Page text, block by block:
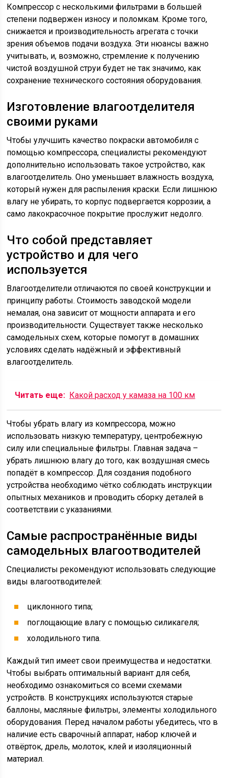
Компрессор с несколькими фильтрами в большей
степени подвержен износу и поломкам. Кроме того,
снижается и производительность агрегата с точки
зрения объемов подачи воздуха. Эти нюансы важно
учитывать, и, возможно, стремление к получению
чистой воздушной струи будет не так значимо, как
сохранение технического состояния оборудования.
Изготовление влагоотделителя
своими руками
Чтобы улучшить качество покраски автомобиля с
помощью компрессора, специалисты рекомендуют
дополнительно использовать такое устройство, как
влагоотделитель. Оно уменьшает влажность воздуха,
который нужен для распыления краски. Если лишнюю
влагу не убирать, то корпус подвергается коррозии, а
само лакокрасочное покрытие прослужит недолго.
Что собой представляет
устройство и для чего
используется
Влагоотделители отличаются по своей конструкции и
принципу работы. Стоимость заводской модели
немалая, она зависит от мощности аппарата и его
производительности. Существует также несколько
самодельных схем, которые помогут в домашних
условиях сделать надёжный и эффективный
влагоотделитель.
Читать еще: Какой расход у камаза на 100 км
Чтобы убрать влагу из компрессора, можно
использовать низкую температуру, центробежную
силу или специальные фильтры. Главная задача –
убрать лишнюю влагу до того, как воздушная смесь
попадёт в компрессор. Для создания подобного
устройства необходимо чётко соблюдать инструкции
опытных механиков и проводить сборку деталей в
соответствии с указаниями.
Самые распространённые виды
самодельных влагоотводителей
Специалисты рекомендуют использовать следующие
виды влагоотводителей:
циклонного типа;
поглощающие влагу с помощью силикагеля;
холодильного типа.
Каждый тип имеет свои преимущества и недостатки.
Чтобы выбрать оптимальный вариант для себя,
необходимо ознакомиться со всеми схемами
устройств. В конструкциях используются старые
баллоны, масляные фильтры, элементы холодильного
оборудования. Перед началом работы убедитесь, что в
наличие есть сварочный аппарат, набор ключей и
отвёрток, дрель, молоток, клей и изоляционный
материал.